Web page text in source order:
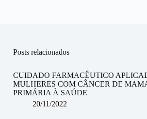
Posts relacionados
CUIDADO FARMACÊUTICO
MULHERES COM CÂNCER DE
PRIMÁRIA À SAÚDE
20/11/2022